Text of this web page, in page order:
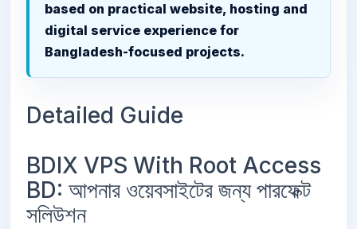
based on practical website, hosting and
digital service experience for
Bangladesh-focused projects.
Detailed Guide
BDIX VPS With Root Access
BD: আপনার ওয়েবসাইটের জন্য পারফেক্ট
সলিউশন